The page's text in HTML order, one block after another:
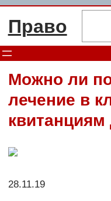
Перейти
Право
Можно ли
лечение в
28.11.19